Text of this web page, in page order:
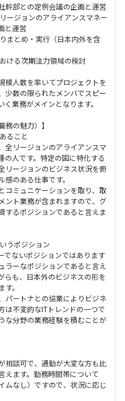
幹部との定例会議の企画と運営
ージョンのアライアンスマネー
と運営
まとめ・実行（日本内外を含
ける次期注力領域の検討
模人数を率いてプロジェクトを
少数の限られたメンバでスピー
く業務がメインとなります。
務の魅力）】
ること
全リージョンのアライアンスマ
の人です。特定の国に特化する
リージョンのビジネス状況を俯
のある仕事です。
コミュニケーションを取り、取
ント業務が含まれますので、グ
するポジションであると言えま
うポジション
でないポジションではあります
ラーなポジションであると言え
らも、日本外のビジネスの形を
。
パートナとの協業によりビジネ
は不変的なITトレンドの一つで
な分野の業務経験を積むことが
相談可で、通勤が大変な方も比
えます。勤務時間帯について
ムなし）ですので、状況に応じ